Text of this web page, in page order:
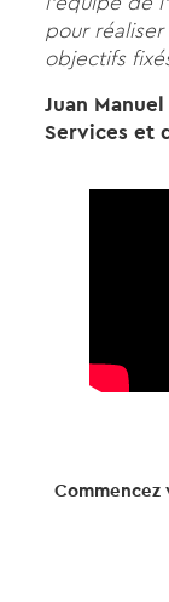
pour
objectifs
Juan
Services et